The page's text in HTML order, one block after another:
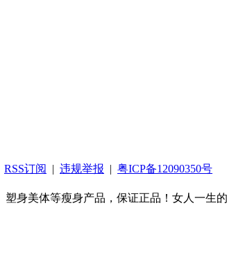
RSS订阅 | 违规举报 | 粤ICP备12090350号
身美体等瘦身产品，保证正品！女人一生